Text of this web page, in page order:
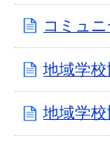
コミュ
地域学
地域学